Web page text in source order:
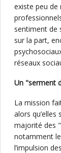
existe peu de
sentiment de
sur la part,
réseaux
Un "serment
La mission
alors
majorité des
notamment
l’impulsion